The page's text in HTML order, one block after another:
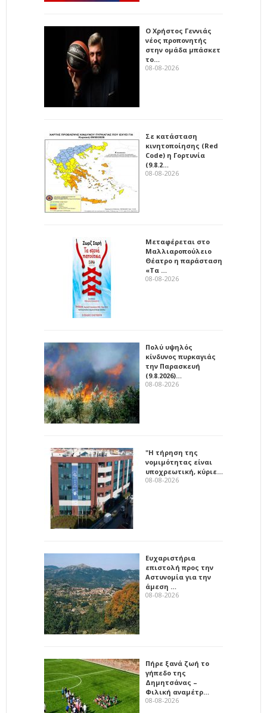
Ο Χρήστος Γεννιάς
νέος προπονητής
στην ομάδα μπάσκετ
το…
08-08-2026
Σε κατάσταση
κινητοποίησης (Red
Code) η Γορτυνία
(9.8.2…
08-08-2026
Μεταφέρεται στο
Μαλλιαροπούλειο
Θέατρο η παράσταση
«Τα …
08-08-2026
Πολύ υψηλός
κίνδυνος πυρκαγιάς
την Παρασκευή
(9.8.2026)…
08-08-2026
"Η τήρηση της
νομιμότητας είναι
υποχρεωτική, κύριε…
08-08-2026
Ευχαριστήρια
επιστολή προς την
Αστυνομία για την
άμεση …
08-08-2026
Πήρε ξανά ζωή το
γήπεδο της
Δημητσάνας –
Φιλική αναμέτρ…
08-08-2026